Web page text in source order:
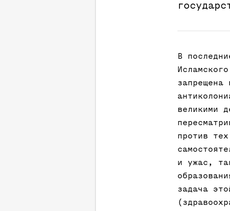
В
великими
против
и ужас,
задача